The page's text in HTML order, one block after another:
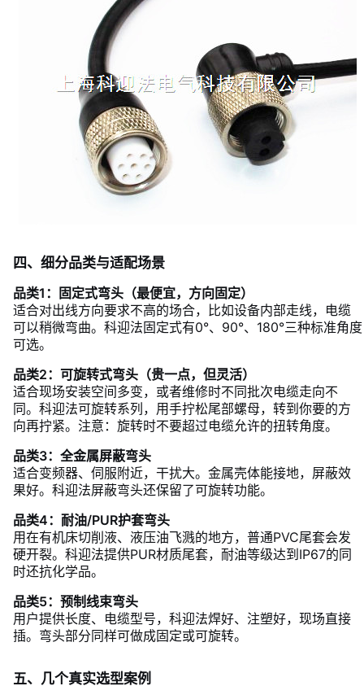
四、细分品类与适配场景
品类1：固定式弯头（最便宜，方向固定）
适合对出线方向要求不高的场合，比如设备内部走线，电缆
可以稍微弯曲。科迎法固定式有0°、90°、180°三种标准角度
可选。
品类2：可旋转式弯头（贵一点，但灵活）
适合现场安装空间多变，或者维修时不同批次电缆走向不
同。科迎法可旋转系列，用手拧松尾部螺母，转到你要的方
向再拧紧。注意：旋转时不要超过电缆允许的扭转角度。
品类3：全金属屏蔽弯头
适合变频器、伺服附近，干扰大。金属壳体能接地，屏蔽效
果好。科迎法屏蔽弯头还保留了可旋转功能。
品类4：耐油/PUR护套弯头
用在有机床切削液、液压油飞溅的地方，普通PVC尾套会发
硬开裂。科迎法提供PUR材质尾套，耐油等级达到IP67的同
时还抗化学品。
品类5：预制线束弯头
用户提供长度、电缆型号，科迎法焊好、注塑好，现场直接
插。弯头部分同样可做成固定或可旋转。
五、几个真实选型案例